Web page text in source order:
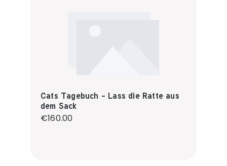
Cats Tagebuch - Lass die Ratte aus
dem Sack
Regular price:
€160.00